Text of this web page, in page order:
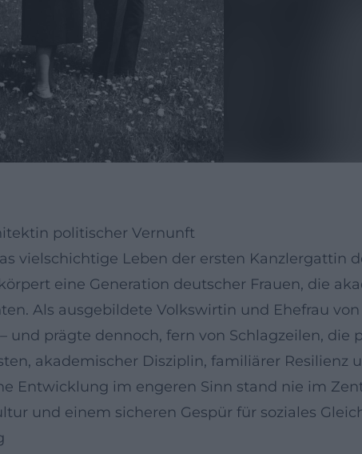
politischer Vernunft
vielschichtige Leben der ersten Kanzlergattin
eine Generation deutscher Frauen, die
Als ausgebildete Volkswirtin und Ehefrau
und prägte dennoch, fern von Schlagzeilen, die
akademischer Disziplin, familiärer Resilienz
Entwicklung im engeren Sinn stand nie im
und einem sicheren Gespür für soziales